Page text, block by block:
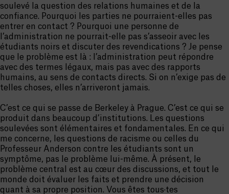
soulevé la question des relations humaines et de la
confiance. Pourquoi les parties ne pourraient-elles pas
entrer en contact ? Pourquoi une personne de
l’administration ne pourrait-elle pas s’asseoir avec les
étudiants noirs et discuter des revendications ? Je pense
que le problème est là : l’administration peut répondre
avec des termes légaux, mais pas avec des rapports
humains, au sens de contacts directs. Si on n’exige pas de
telles choses, elles n’arriveront jamais.
C’est ce qui se passe de Berkeley à Prague. C’est ce qui se
produit dans beaucoup d’institutions. Les questions
soulevées sont élémentaires et fondamentales. En ce qui
me concerne, les questions de racisme ou celles du
Professeur Anderson contre les étudiants sont un
symptôme, pas le problème lui-même. À présent, le
problème central est au cœur des discussions, et tout le
monde doit évaluer les faits et prendre une décision
quant à sa propre position. Vous êtes tous·tes